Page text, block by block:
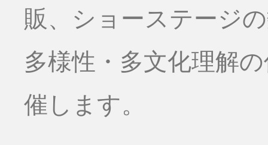
販、ショーステージ
多様性・多文化理解
催します。